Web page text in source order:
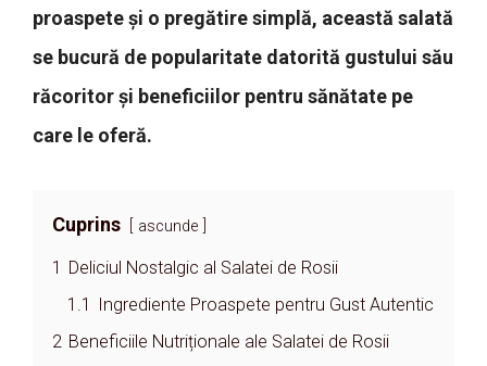
proaspete și o pregătire simplă, această salată
se bucură de popularitate datorită gustului său
răcoritor și beneficiilor pentru sănătate pe
care le oferă.
Cuprins ascunde
1 Deliciul Nostalgic al Salatei de Rosii
1.1
Ingrediente Proaspete pentru Gust Autentic
2 Beneficiile Nutriționale ale Salatei de Rosii